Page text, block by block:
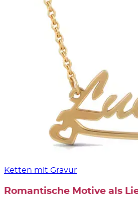
Ketten mit Gravur
Romantische Motive als